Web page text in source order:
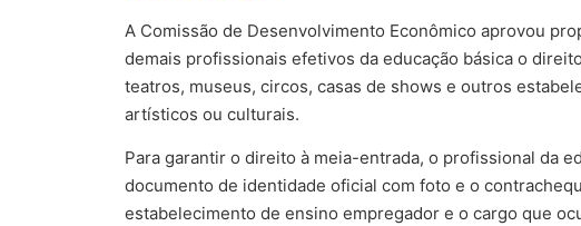
A Comissão de Desenvolvimento Econômico aprovou
demais profissionais efetivos da educação básica o
teatros, museus, circos, casas de shows e outros
artísticos ou culturais.
Para garantir o direito à meia-entrada, o profissional da
documento de identidade oficial com foto e o
estabelecimento de ensino empregador e o cargo que